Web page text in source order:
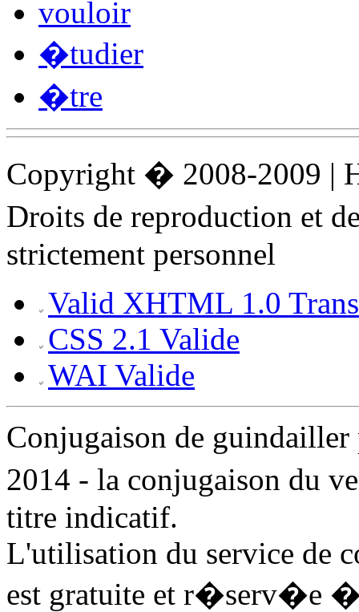
vouloir
�tudier
�tre
Copyright � 2008-2009 |
Droits de reproduction et
strictement personnel
Valid XHTML 1.0
CSS 2.1 Valide
WAI Valide
Conjugaison de
2014 - la conjugaison du
titre indicatif.
L'utilisation du service de
est gratuite et r�serv�e �